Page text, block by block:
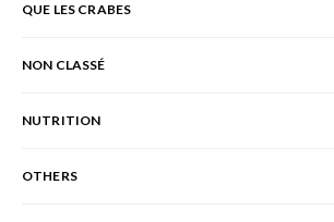
QUE LES CRABES
NON CLASSÉ
NUTRITION
OTHERS